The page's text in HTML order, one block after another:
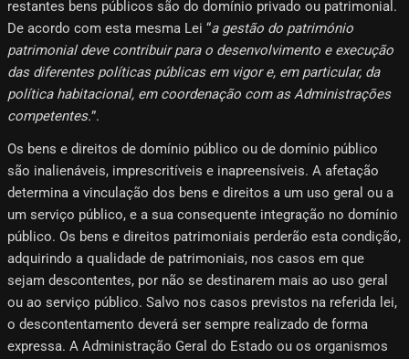
restantes bens públicos são do domínio privado ou patrimonial.
De acordo com esta mesma Lei “a gestão do património
patrimonial deve contribuir para o desenvolvimento e execução
das diferentes políticas públicas em vigor e, em particular, da
política habitacional, em coordenação com as Administrações
competentes.”.
Os bens e direitos de domínio público ou de domínio público
são inalienáveis, imprescritíveis e inapreensíveis. A afetação
determina a vinculação dos bens e direitos a um uso geral ou a
um serviço público, e a sua consequente integração no domínio
público. Os bens e direitos patrimoniais perderão esta condição,
adquirindo a qualidade de patrimoniais, nos casos em que
sejam descontentes, por não se destinarem mais ao uso geral
ou ao serviço público. Salvo nos casos previstos na referida lei,
o descontentamento deverá ser sempre realizado de forma
expressa. A Administração Geral do Estado ou os organismos